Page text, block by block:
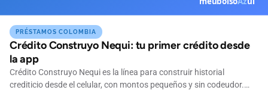
PRÉSTAMOS COLOMBIA
Crédito Construyo Nequi: tu primer crédito desde
la app
Crédito Construyo Nequi es la línea para construir historial
crediticio desde el celular, con montos pequeños y sin codeudor.